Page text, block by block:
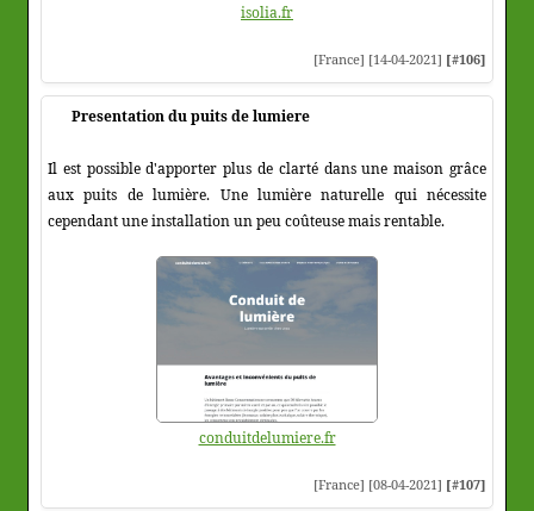
isolia.fr
[France] [14-04-2021] [#106]
Presentation du puits de lumiere
Il est possible d'apporter plus de clarté dans une maison grâce
aux puits de lumière. Une lumière naturelle qui nécessite
cependant une installation un peu coûteuse mais rentable.
conduitdelumiere.fr
[France] [08-04-2021] [#107]